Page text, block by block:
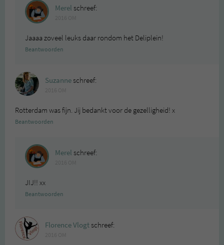
Merel schreef:
Jaaaa zoveel leuks daar rondom het Deliplein!
Beantwoorden
Suzanneschreef:
Rotterdam was fijn. Jij bedankt voor de gezelligheid! x
Beantwoorden
Merel schreef:
JIJ!! xx
Beantwoorden
Florence Vlogtschreef: